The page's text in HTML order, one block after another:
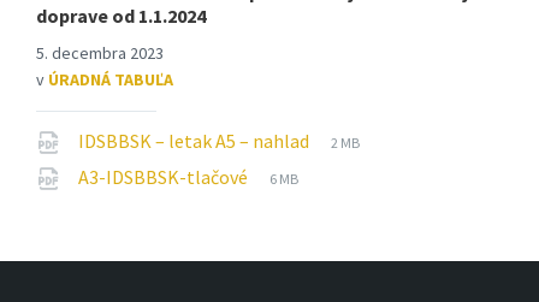
doprave od 1.1.2024
5. decembra 2023
v ÚRADNÁ TABUĽA
IDSBBSK – letak A5 – nahlad
Prípona
Veľkosť
2 MB
A3-IDSBBSK-tlačové
Prípona
Veľkosť
6 MB